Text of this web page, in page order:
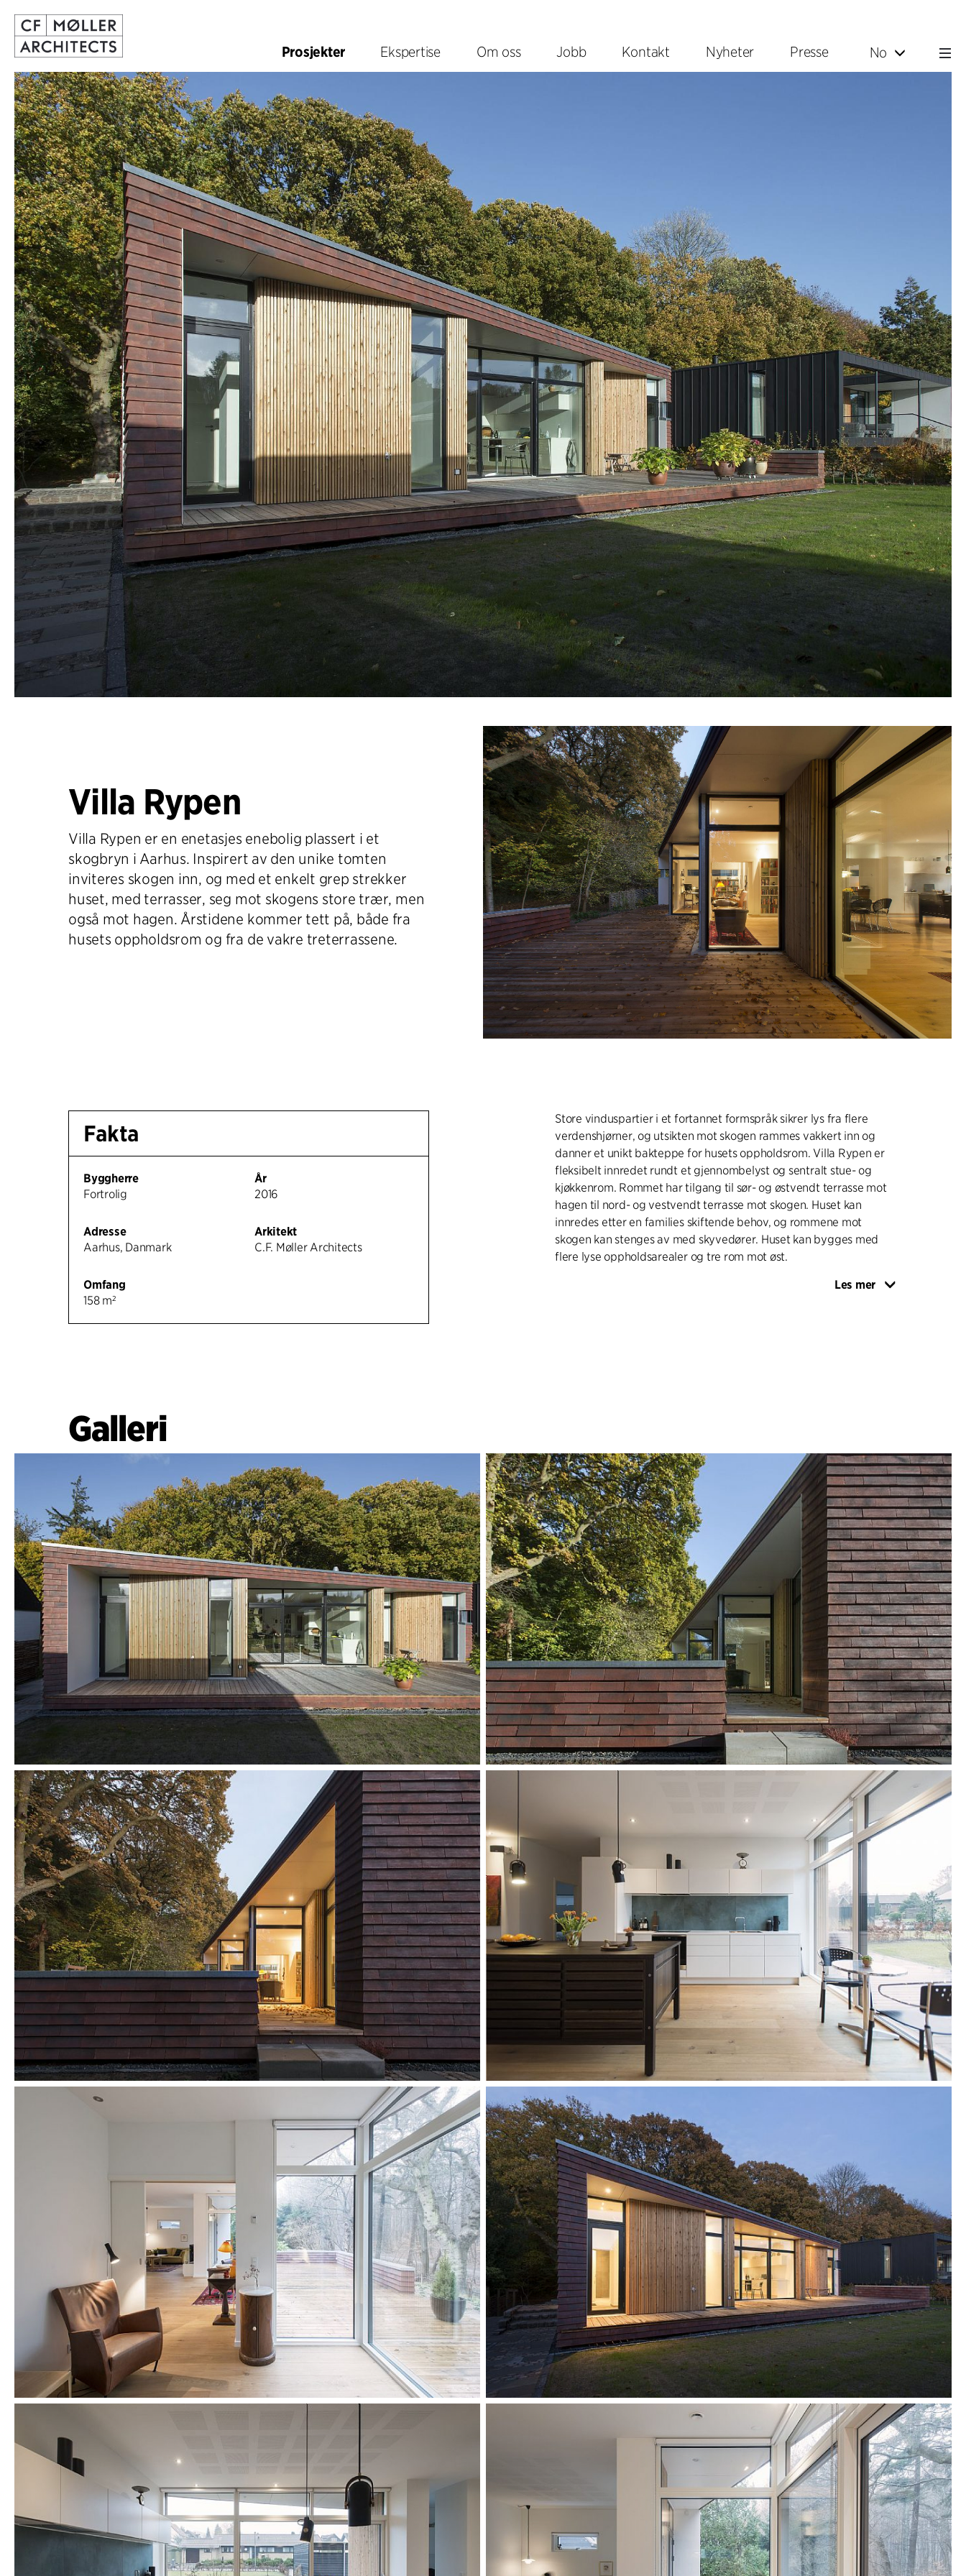
Prosjekter Ekspertise Om oss Jobb Kontakt Nyheter Presse No
Villa Rypen
Villa Rypen er en enetasjes enebolig plassert i et
skogbryn i Aarhus. Inspirert av den unike tomten
inviteres skogen inn, og med et enkelt grep strekker
huset, med terrasser, seg mot skogens store trær, men
også mot hagen. Årstidene kommer tett på, både fra
husets oppholdsrom og fra de vakre treterrassene.
Fakta
Byggherre
Fortrolig
Adresse
Aarhus, Danmark
Omfang
158 m²
År
2016
Arkitekt
C.F. Møller Architects
Store vinduspartier i et fortannet formspråk sikrer lys fra flere
verdenshjørner, og utsikten mot skogen rammes vakkert inn og
danner et unikt bakteppe for husets oppholdsrom. Villa Rypen er
fleksibelt innredet rundt et gjennombelyst og sentralt stue- og
kjøkkenrom. Rommet har tilgang til sør- og østvendt terrasse mot
hagen til nord- og vestvendt terrasse mot skogen. Huset kan
innredes etter en families skiftende behov, og rommene mot
skogen kan stenges av med skyvedører. Huset kan bygges med
flere lyse oppholdsarealer og tre rom mot øst.
Husets mursteinsfasade gir flott samspill med skogens skiftende
Les mer
Galleri